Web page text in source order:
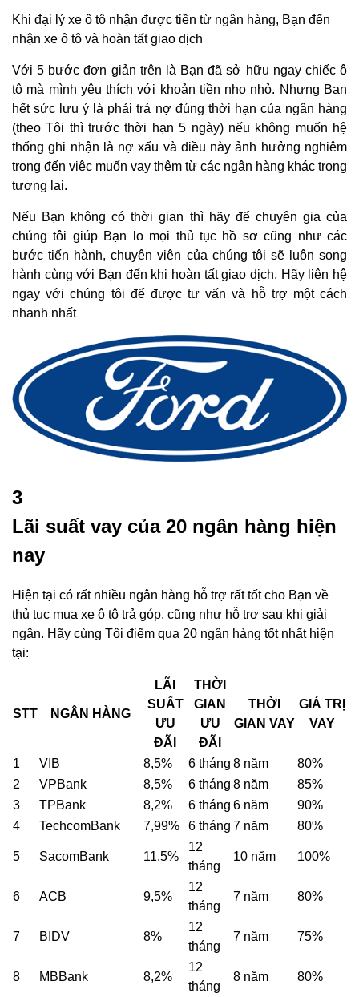
Khi đại lý xe ô tô nhận được tiền từ ngân hàng, Bạn đến
nhận xe ô tô và hoàn tất giao dịch
Với 5 bước đơn giản trên là Bạn đã sở hữu ngay chiếc ô
tô mà mình yêu thích với khoản tiền nho nhỏ. Nhưng Bạn
hết sức lưu ý là phải trả nợ đúng thời hạn của ngân hàng
(theo Tôi thì trước thời hạn 5 ngày) nếu không muốn hệ
thống ghi nhận là nợ xấu và điều này ảnh hưởng nghiêm
trọng đến việc muốn vay thêm từ các ngân hàng khác trong
tương lai.
Nếu Bạn không có thời gian thì hãy để chuyên gia của
chúng tôi giúp Bạn lo mọi thủ tục hồ sơ cũng như các
bước tiến hành, chuyên viên của chúng tôi sẽ luôn song
hành cùng với Bạn đến khi hoàn tất giao dịch. Hãy liên hệ
ngay với chúng tôi để được tư vấn và hỗ trợ một cách
nhanh nhất
3
Lãi suất vay của 20 ngân hàng hiện
nay
Hiện tại có rất nhiều ngân hàng hỗ trợ rất tốt cho Bạn về
thủ tục mua xe ô tô trả góp, cũng như hỗ trợ sau khi giải
ngân. Hãy cùng Tôi điểm qua 20 ngân hàng tốt nhất hiện
tại:
STT NGÂN HÀNG
LÃI
SUẤT
ƯU
ĐÃI
THỜI
GIAN
ƯU
ĐÃI
THỜI
GIAN VAY
GIÁ TRỊ
VAY
1 VIB 8,5% 6 tháng 8 năm
80%
2
VPBank 8,5% 6 tháng 8 năm
85%
3
TPBank 8,2% 6 tháng 6 năm
90%
4
TechcomBank 7,99% 6 tháng 7 năm 80%
5 SacomBank 11,5%
12
tháng
10 năm 100%
6 ACB 9,5%
12
tháng
7 năm 80%
7 BIDV 8%
12
tháng
7 năm 75%
8 MBBank 8,2%
12
tháng
8 năm 80%